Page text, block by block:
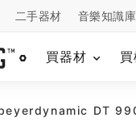
二手器材 音樂知識庫
買器材
DT